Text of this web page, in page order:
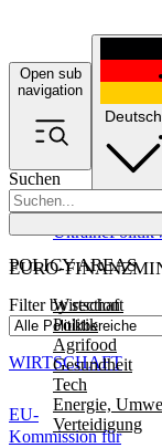
Open sub
navigation
Suchen
POLICY AREAS
Wirtschaft
Politik
Agrifood
Gesundheit
Tech
Energie,
Verteidigung
UkrainePolitik
Deutsch
EURO-
Filter by section
EU-
Kommission für
WIRTSCHAFT